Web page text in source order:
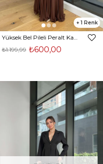
1
Yüksek Bel Pileli Peralt Kahve Kadın Uzun Etek 25Y043
₺600,00
₺1.199,99